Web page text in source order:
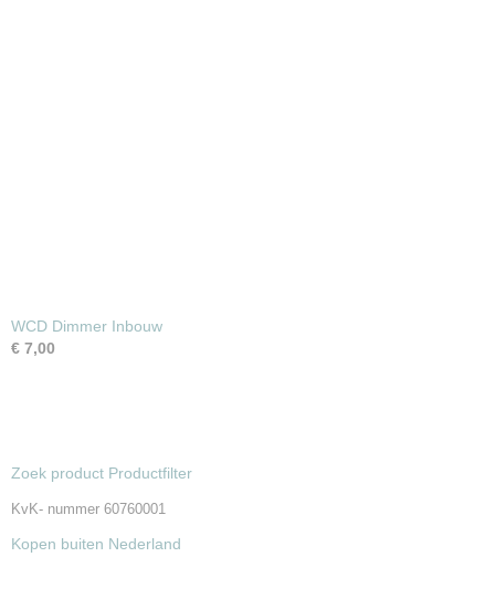
WCD Dimmer Inbouw
€ 7,00
Zoek product Productfilter
KvK- nummer 60760001
Kopen buiten Nederland